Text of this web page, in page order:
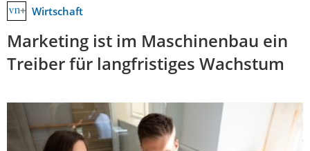
Wirtschaft
Marketing ist im Maschinenbau ein
Treiber für langfristiges Wachstum